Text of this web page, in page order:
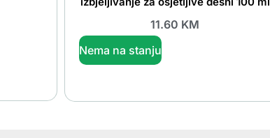
11.60 KM
Nema na stanju